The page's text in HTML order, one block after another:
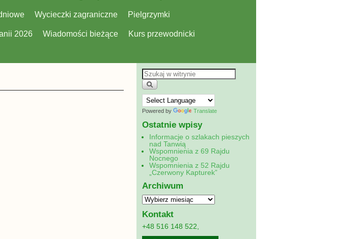
Wycieczki zagraniczne Pielgrzymki
2026 Wiadomości bieżące Kurs przewodnicki
Powered by Translate
Ostatnie wpisy
Informacje o szlakach pieszych
nad Tanwią
Wspomnienia z 69 Rajdu
Nocnego
Wspomnienia z 52 Rajdu
„Czerwony Kapturek”
Archiwum
Kontakt
+48 516 148 522,